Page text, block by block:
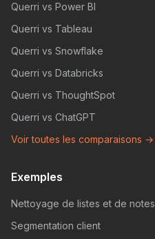
Querri vs Power BI
Querri vs Tableau
Querri vs Snowflake
Querri vs Databricks
Querri vs ThoughtSpot
Querri vs ChatGPT
Voir toutes les comparaisons →
Exemples
Nettoyage de listes et de notes
Segmentation client